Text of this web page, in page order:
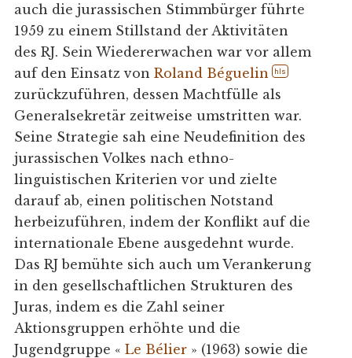
auch die jurassischen Stimmbürger führte
1959 zu einem Stillstand der Aktivitäten
des RJ. Sein Wiedererwachen war vor allem
auf den Einsatz von Roland Béguelin hls
zurückzuführen, dessen Machtfülle als
Generalsekretär zeitweise umstritten war.
Seine Strategie sah eine Neudefinition des
jurassischen Volkes nach ethno-
linguistischen Kriterien vor und zielte
darauf ab, einen politischen Notstand
herbeizuführen, indem der Konflikt auf die
internationale Ebene ausgedehnt wurde.
Das RJ bemühte sich auch um Verankerung
in den gesellschaftlichen Strukturen des
Juras, indem es die Zahl seiner
Aktionsgruppen erhöhte und die
Jugendgruppe « Le Bélier» (1963) sowie die